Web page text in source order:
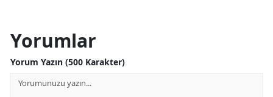
Yorumlar
Yorum Yazın (500 Karakter)